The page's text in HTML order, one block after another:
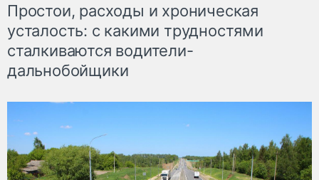
Простои, расходы и хроническая
усталость: с какими трудностями
сталкиваются водители-
дальнобойщики